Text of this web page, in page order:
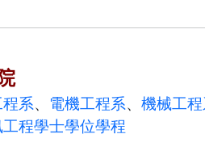
程系、 電機工程系、 機械工程
程學士學位學程